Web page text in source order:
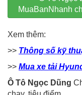
MuaBanNhanh
Xem thêm:
>> Thông số kỹ
>> Mua xe tải
Ô Tô Ngọc Dũng